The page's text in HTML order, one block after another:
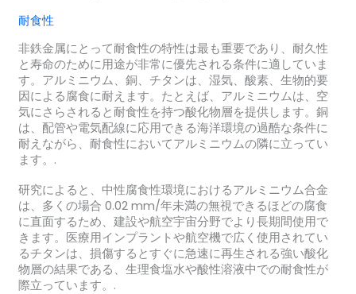
耐食性
非鉄金属にとって耐食性の特性は最も重要であり、耐久性
と寿命のために用途が非常に優先される条件に適していま
す。アルミニウム、銅、チタンは、湿気、酸素、生物的要
因による腐食に耐えます。たとえば、アルミニウムは、空
気にさらされると耐食性を持つ酸化物層を提供します。銅
は、配管や電気配線に応用できる海洋環境の過酷な条件に
耐えながら、耐食性においてアルミニウムの隣に立ってい
ます。.
研究によると、中性腐食性環境におけるアルミニウム合金
は、多くの場合 0.02 mm/年未満の無視できるほどの腐食
に直面するため、建設や航空宇宙分野でより長期間使用で
きます。医療用インプラントや航空機で広く使用されてい
るチタンは、損傷するとすぐに急速に再生される強い酸化
物層の結果である、生理食塩水や酸性溶液中での耐食性が
際立っています。.